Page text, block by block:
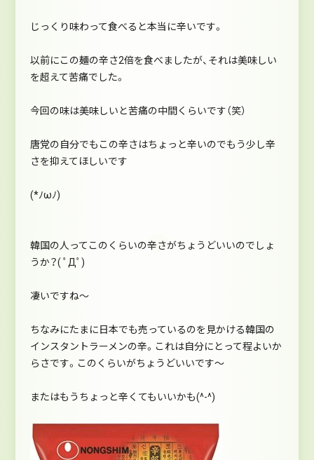
じっくり味わって食べると本当に辛いです。
以前にこの麺の辛さ2倍を食べましたが、それは美味しい
を超えて苦痛でした。
今回の味は美味しいと苦痛の中間くらいです（笑）
唐党の自分でもこの辛さはちょっと辛いのでもう少し辛
さを抑えてほしいです
(*ﾉωﾉ)
韓国の人ってこのくらいの辛さがちょうどいいのでしょ
うか？( ﾟДﾟ)
凄いですね～
ちなみにたまに日本でも売っているのを見かける韓国の
インスタントラーメンの辛。これは自分にとって程よいか
らさです。このくらいがちょうどいいです～
またはもうちょっと辛くてもいいかも(^-^)